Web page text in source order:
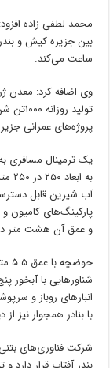
بین جزیره کیش و
ساعت می‌کند.
وی اضافه کرد: معدن
تولید
پروژه‌های عمرانی
آب شیرین قابل
و عمق آن هشت متر
شناورهایی با آبخور
انبارهای روباز و
با بنادر همجوار نیز
شرکت فناوری‌های